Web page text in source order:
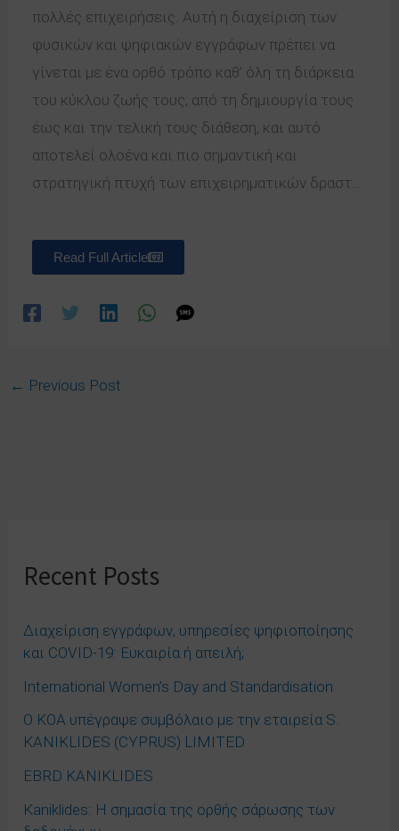
πολλές επιχειρήσεις. Αυτή η διαχείριση των
φυσικών και ψηφιακών εγγράφων πρέπει να
γίνεται με ένα ορθό τρόπο καθ’ όλη τη διάρκεια
του κύκλου ζωής τους, από τη δημιουργία τους
έως και την τελική τους διάθεση, και αυτό
αποτελεί ολοένα και πιο σημαντική και
στρατηγική πτυχή των επιχειρηματικών δραστ…
Read Full Article
← Previous Post
Recent Posts
Διαχείριση εγγράφων, υπηρεσίες ψηφιοποίησης
και COVID-19: Ευκαιρία ή απειλή;
International Women’s Day and Standardisation
Ο ΚΟΑ υπέγραψε συμβόλαιο με την εταιρεία S.
KANIKLIDES (CYPRUS) LIMITED
EBRD KANIKLIDES
Kaniklides: Η σημασία της ορθής σάρωσης των